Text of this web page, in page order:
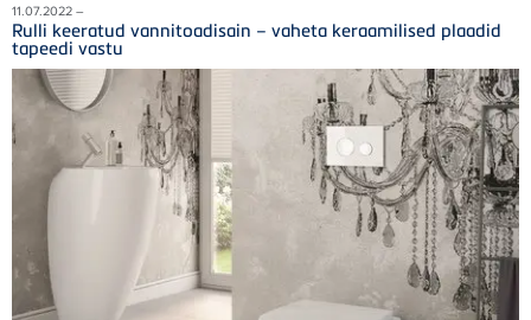
11.07.2022 –
Rulli keeratud vannitoadisain – vaheta keraamilised plaadid
tapeedi vastu